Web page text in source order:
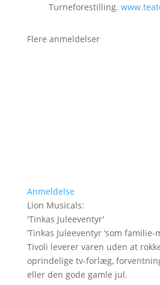
Turneforestilling.
Flere anmeldelser
Anmeldelse
Lion Musicals:
'Tinkas Juleeventyr'
’Tinkas Juleeventyr ’som
Tivoli leverer varen uden at
oprindelige tv-forlæg,
eller den gode gamle jul.